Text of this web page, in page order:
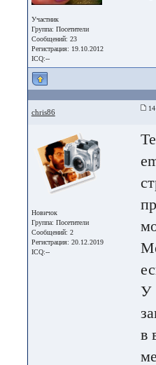
Участник
Группа: Посетители
Сообщений: 23
Регистрация: 19.10.2012
ICQ:--
chris86 14
Новичок
Группа: Посетители
Сообщений: 2
Регистрация: 20.12.2019
ICQ:--
У
в